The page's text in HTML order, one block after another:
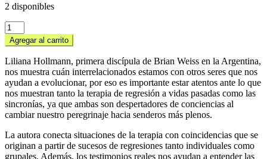
2 disponibles
Peregrinaje
del
alma
cantidad
Agregar al carrito
Liliana Hollmann, primera discípula de Brian Weiss en la Argentina,
nos muestra cuán interrelacionados estamos con otros seres que nos
ayudan a evolucionar, por eso es importante estar atentos ante lo que
nos muestran tanto la terapia de regresión a vidas pasadas como las
sincronías, ya que ambas son despertadores de conciencias al
cambiar nuestro peregrinaje hacia senderos más plenos.
La autora conecta situaciones de la terapia con coincidencias que se
originan a partir de sucesos de regresiones tanto individuales como
grupales. Además, los testimonios reales nos ayudan a entender las